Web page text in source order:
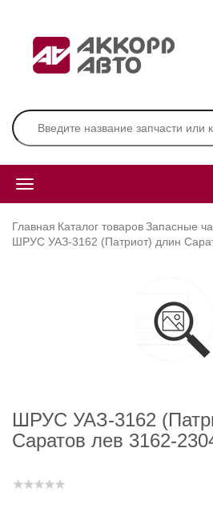
Главная Каталог товаровЗапасные
ШРУС УАЗ-3162 (Патриот) длин
ШРУС УАЗ-3162
Саратов лев 3162-